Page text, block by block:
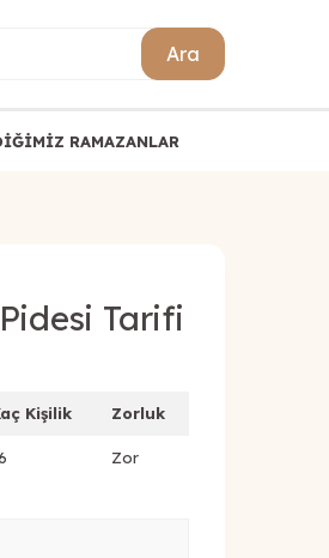
Ara
RAMAZANLAR
Tarifi
Kişilik Zorluk
Zor